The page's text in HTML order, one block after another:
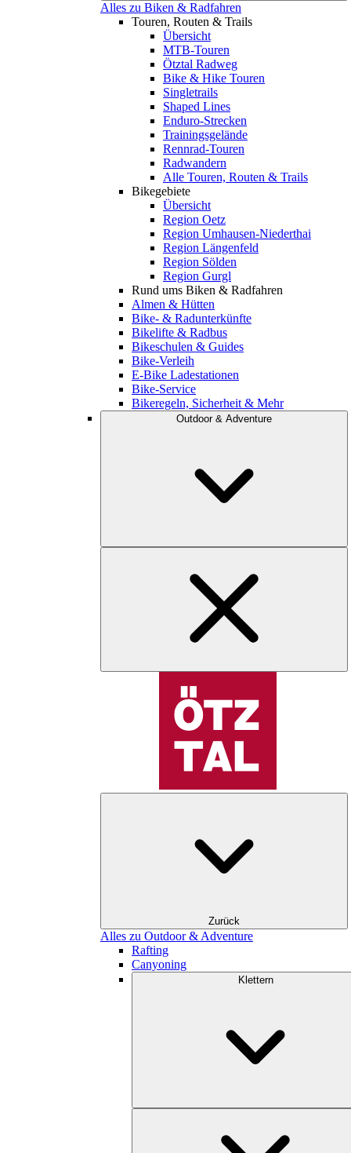
Alles zu Biken & Radfahren
Touren, Routen & Trails
Übersicht
MTB-Touren
Ötztal Radweg
Bike & Hike Touren
Singletrails
Shaped Lines
Enduro-Strecken
Trainingsgelände
Rennrad-Touren
Radwandern
Alle Touren, Routen & Trails
Bikegebiete
Übersicht
Region Oetz
Region Umhausen-Niederthai
Region Längenfeld
Region Sölden
Region Gurgl
Rund ums Biken & Radfahren
Almen & Hütten
Bike- & Radunterkünfte
Bikelifte & Radbus
Bikeschulen & Guides
Bike-Verleih
E-Bike Ladestationen
Bike-Service
Bikeregeln, Sicherheit & Mehr
Outdoor & Adventure
Zurück
Alles zu Outdoor & Adventure
Rafting
Canyoning
Klettern